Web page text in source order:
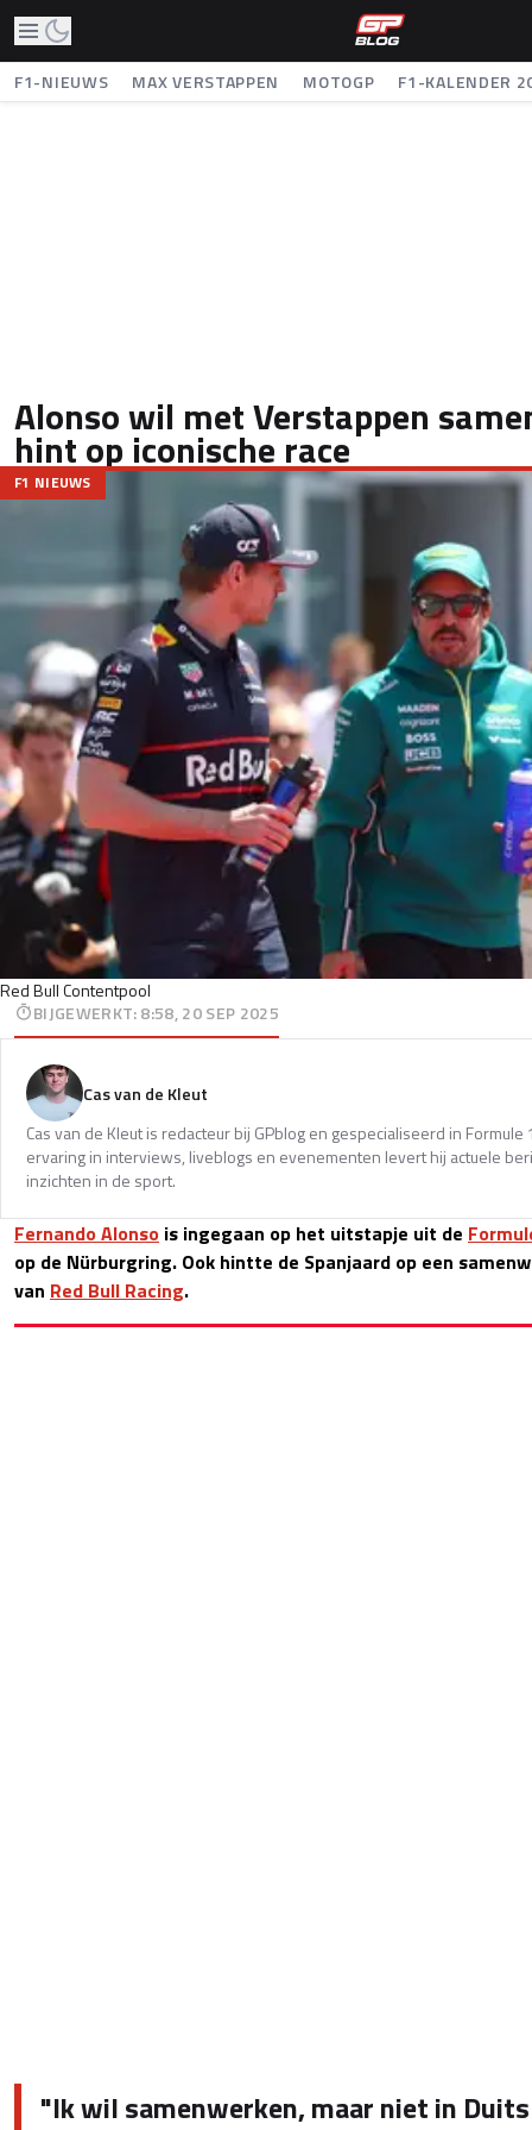
F1-NIEUWS MAX VERSTAPPEN MOTOGP F1-KALENDER
Alonso wil met Verstappen
hint op iconische race
Red Bull Contentpool
F1 NIEUWS
BIJGEWERKT:8:58, 20 SEP 2025
Cas van de Kleut
Cas van de Kleut is redacteur bij GPblog en gespecialiseerd in
ervaring in interviews, liveblogs en evenementen levert hij actuele
inzichten in de sport.
Fernando Alonso is ingegaan op het uitstapje uit de
op de Nürburgring. Ook hintte de Spanjaard op een
van Red Bull Racing.
"Ik wil samenwerken, maar niet in